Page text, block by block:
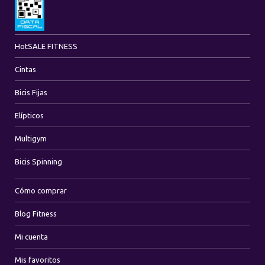
HotSALE FITNESS
Cintas
Bicis Fijas
Elípticos
Multigym
Bicis Spinning
Cómo comprar
Blog Fitness
Mi cuenta
Mis favoritos